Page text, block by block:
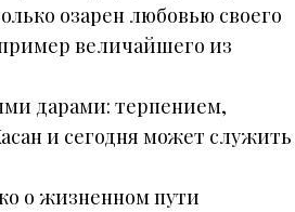
озарен любовью своего
величайшего из
дарами: терпением,
и сегодня может служить
о жизненном пути